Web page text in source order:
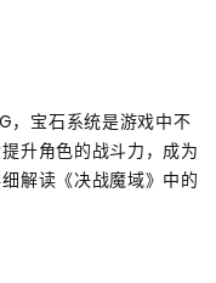
，宝石系统是游戏中不
升角色的战斗力，成为
解读《决战魔域》中的